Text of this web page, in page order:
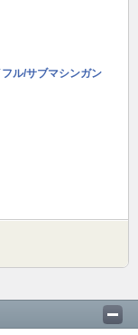
ル/サブマシンガン